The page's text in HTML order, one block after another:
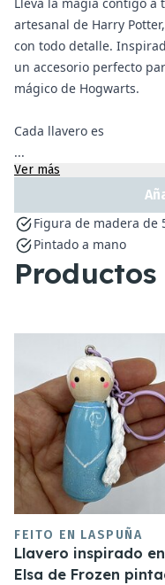
artesanal de Harry
con todo detalle.
un accesorio perfecto
mágico de Hogwarts.
Cada llavero es
...
Ver más
Figura de madera de
Pintado a mano
FEITO EN LASPUÑA
Llavero inspirado en
Elsa de Frozen